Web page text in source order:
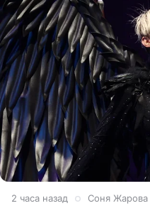
2 часа назад Соня Жарова